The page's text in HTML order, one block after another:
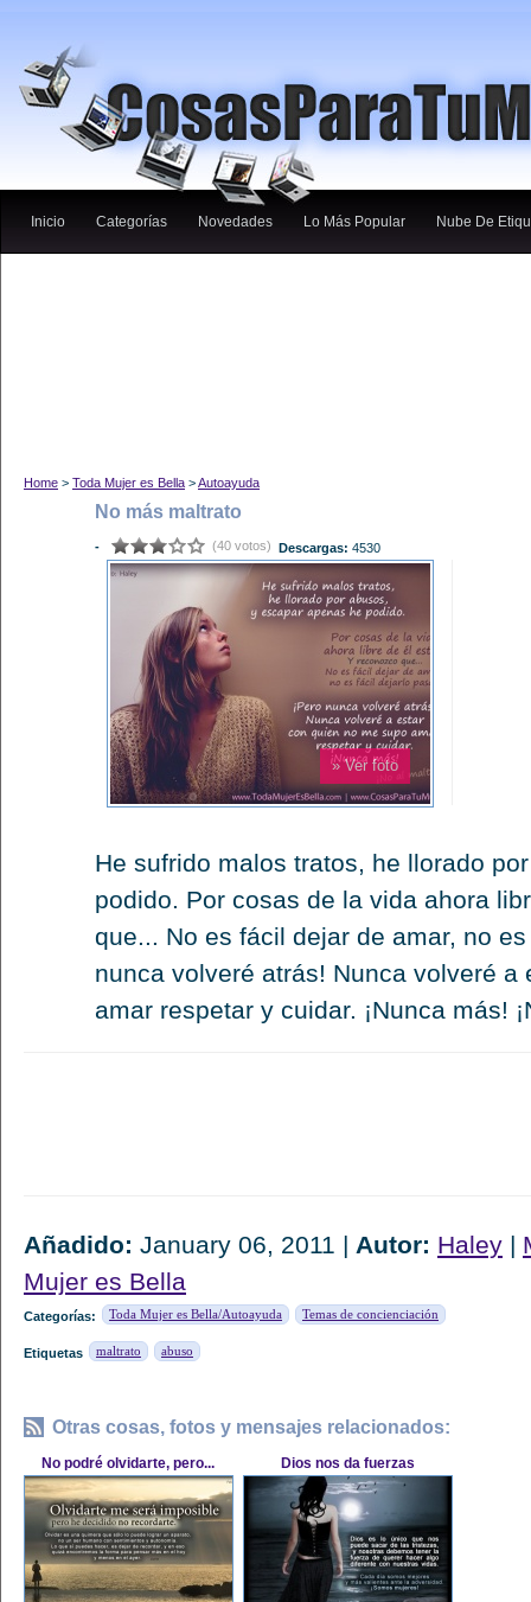
Inicio Categorías Novedades Lo Más Popular Nube De
Home > Toda Mujer es Bella >Autoayuda
No más maltrato
- (40 votos) Descargas: 4530
» Ver foto
He sufrido malos tratos, he llorado
podido. Por cosas de la vida ahora
que... No es fácil dejar de amar, no
nunca volveré atrás! Nunca volveré a
amar respetar y cuidar. ¡Nunca más!
Añadido: January 06, 2011 | Autor: Haley |
Mujer es Bella
Categorías: Toda Mujer es Bella/Autoayuda Temas de concienciación
Etiquetas maltrato abuso
Otras cosas, fotos y mensajes relacionados:
No podré olvidarte, pero... Dios nos da fuerzas